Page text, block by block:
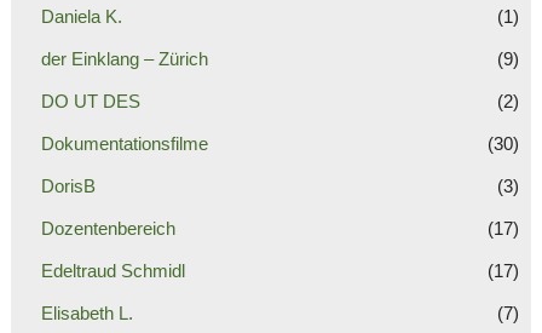
Daniela K. (1)
der Einklang – Zürich (9)
DO UT DES (2)
Dokumentationsfilme (30)
DorisB (3)
Dozentenbereich (17)
Edeltraud Schmidl (17)
Elisabeth L. (7)